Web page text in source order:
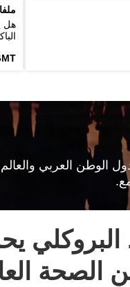
هل
دول الوطن العربي